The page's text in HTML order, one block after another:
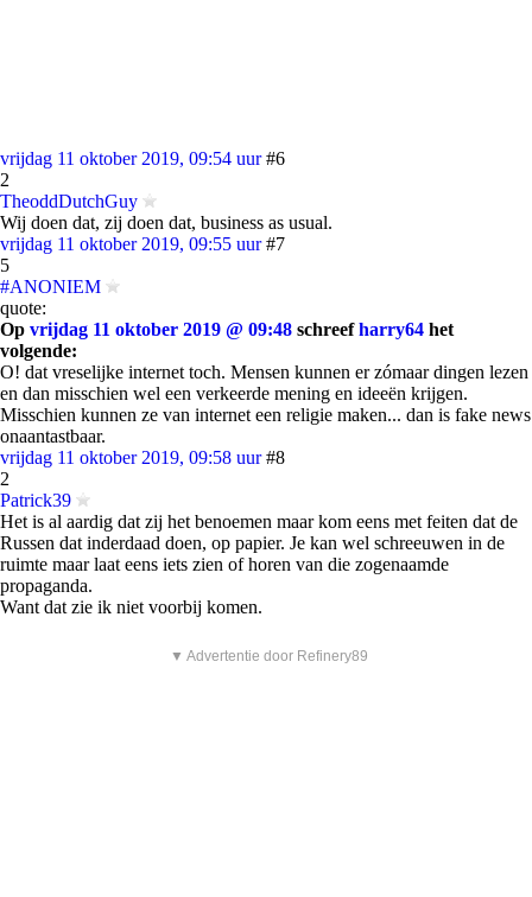
vrijdag 11 oktober 2019, 09:54 uur #6
2
TheoddDutchGuy
Wij doen dat, zij doen dat, business as usual.
vrijdag 11 oktober 2019, 09:55 uur #7
5
#ANONIEM
quote:
Op vrijdag 11 oktober 2019 @ 09:48 schreefharry64 het
volgende:
O! dat vreselijke internet toch. Mensen kunnen er zómaar dingen lezen
en dan misschien wel een verkeerde mening en ideeën krijgen.
Misschien kunnen ze van internet een religie maken... dan is fake news
onaantastbaar.
vrijdag 11 oktober 2019, 09:58 uur #8
2
Patrick39
Het is al aardig dat zij het benoemen maar kom eens met feiten dat de
Russen dat inderdaad doen, op papier. Je kan wel schreeuwen in de
ruimte maar laat eens iets zien of horen van die zogenaamde
propaganda.
Want dat zie ik niet voorbij komen.
▼ Advertentie door Refinery89